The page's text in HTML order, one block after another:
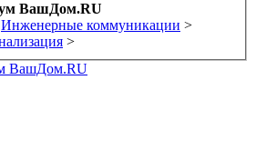
ВашДом.RU
Инженерные коммуникации >
>